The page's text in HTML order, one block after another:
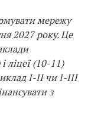
мережу
2027 року. Це
ліцеї (10-11)
І-ІІ чи І-ІІІ
з